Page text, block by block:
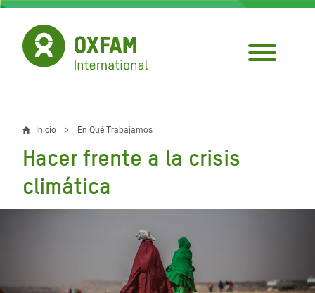
Pasar
contenido
principal
Sobrescribir
enlaces
de
ayuda
Inicio En Qué Trabajamos
Hacer frente a la crisis
climática